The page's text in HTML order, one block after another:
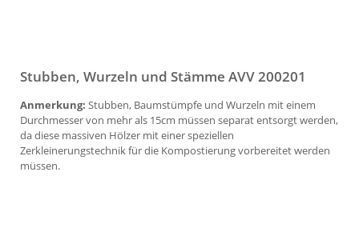
Stubben, Wurzeln und Stämme AVV 200201
Anmerkung: Stubben, Baumstümpfe und Wurzeln mit einem
Durchmesser von mehr als 15cm müssen separat entsorgt werden,
da diese massiven Hölzer mit einer speziellen
Zerkleinerungstechnik für die Kompostierung vorbereitet werden
müssen.